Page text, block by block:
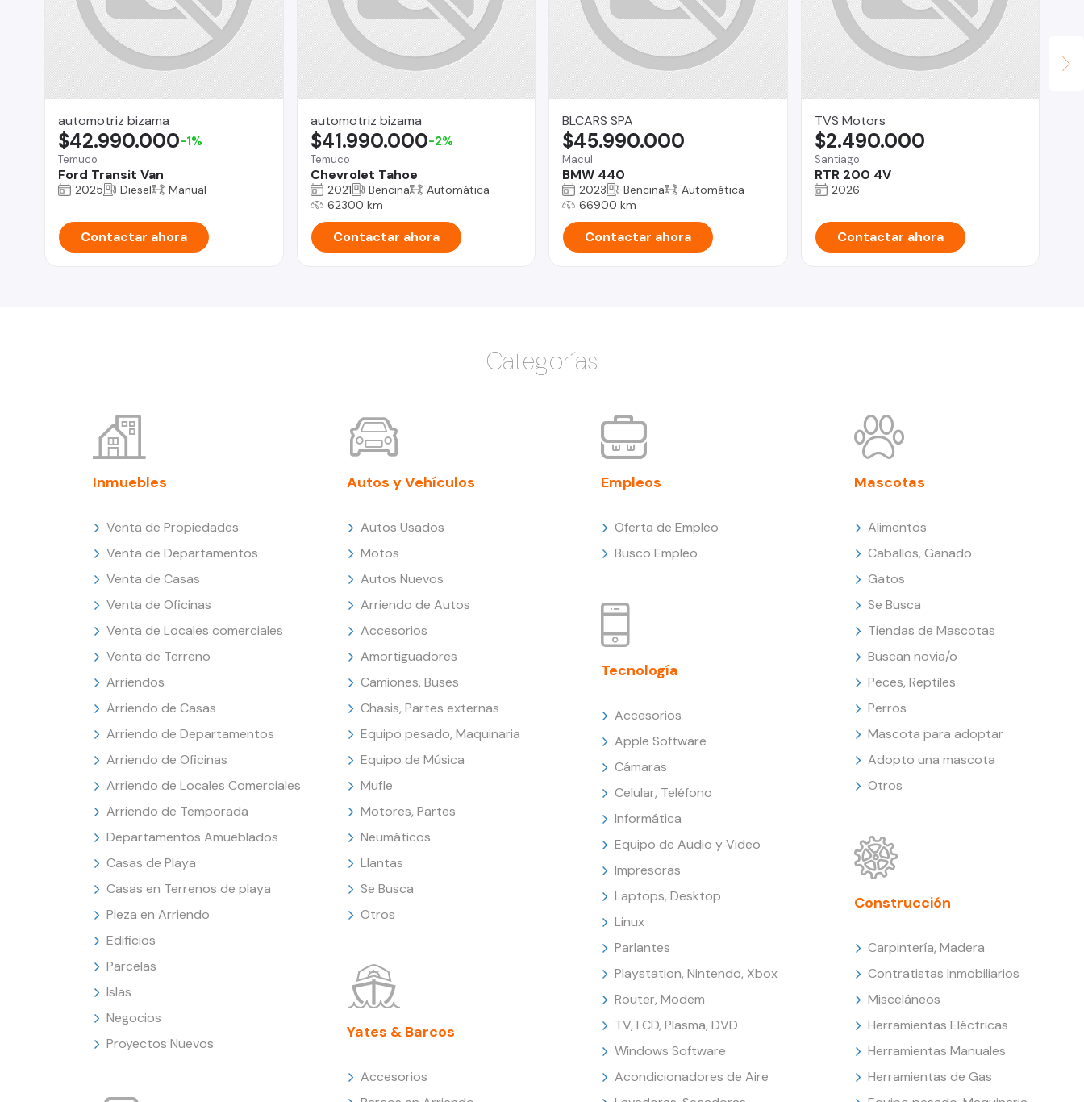
automotriz bizama
Temuco
Ford Transit Van
$42.990.000-1%
2025 Diesel Manual
Contactar ahora
automotriz bizama
Temuco
Chevrolet Tahoe
$41.990.000-2%
2021 Bencina
Automática
62300 km
Contactar ahora
BLCARS SPA
Macul
BMW 440
$45.990.000
2023 Bencina
Automática
66900 km
Contactar ahora
TVS Motors
Santiago
RTR 200 4V
$2.490.000
2026
Contactar ahora
Categorías
Inmuebles
Venta de Propiedades
Venta de Departamentos
Venta de Casas
Venta de Oficinas
Venta de Locales comerciales
Venta de Terreno
Arriendos
Arriendo de Casas
Arriendo de Departamentos
Arriendo de Oficinas
Arriendo de Locales Comerciales
Arriendo de Temporada
Departamentos Amueblados
Casas de Playa
Casas en Terrenos de playa
Pieza en Arriendo
Edificios
Parcelas
Islas
Negocios
Proyectos Nuevos
Autos y Vehículos
Autos Usados
Motos
Autos Nuevos
Arriendo de Autos
Accesorios
Amortiguadores
Camiones, Buses
Chasis, Partes externas
Equipo pesado, Maquinaria
Equipo de Música
Mufle
Motores, Partes
Neumáticos
Llantas
Se Busca
Otros
Yates & Barcos
Accesorios
Empleos
Oferta de Empleo
Busco Empleo
Tecnología
Accesorios
Apple Software
Cámaras
Celular, Teléfono
Informática
Equipo de Audio y Video
Impresoras
Laptops, Desktop
Linux
Parlantes
Playstation, Nintendo, Xbox
Router, Modem
TV, LCD, Plasma, DVD
Windows Software
Acondicionadores de Aire
Mascotas
Alimentos
Caballos, Ganado
Gatos
Se Busca
Tiendas de Mascotas
Buscan novia/o
Peces, Reptiles
Perros
Mascota para adoptar
Adopto una mascota
Otros
Construcción
Carpintería, Madera
Contratistas Inmobiliarios
Misceláneos
Herramientas Eléctricas
Herramientas Manuales
Herramientas de Gas